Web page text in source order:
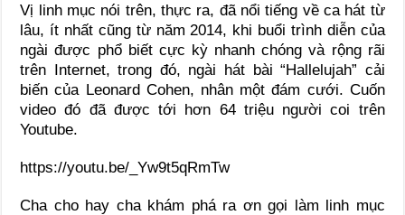
Vị linh mục nói trên, thực ra, đã nổi tiếng về ca hát từ
lâu, ít nhất cũng từ năm 2014, khi buổi trình diễn của
ngài được phổ biết cực kỳ nhanh chóng và rộng rãi
trên Internet, trong đó, ngài hát bài “Hallelujah” cải
biến của Leonard Cohen, nhân một đám cưới. Cuốn
video đó đã được tới hơn 64 triệu người coi trên
Youtube.
https://youtu.be/_Yw9t5qRmTw
Cha cho hay cha khám phá ra ơn gọi làm linh mục